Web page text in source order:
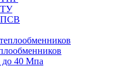
ТУ
ПСВ